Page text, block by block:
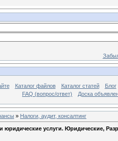
Каталог файлов Каталог статей
Блог
FAQ (вопрос/ответ)
Доска
» Налоги, аудит, консалтинг
услуги. Юридические,